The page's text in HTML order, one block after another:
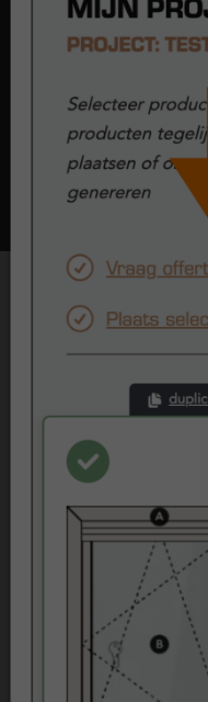
Kunststofkozijn.nl kun je
doorlopend kader of